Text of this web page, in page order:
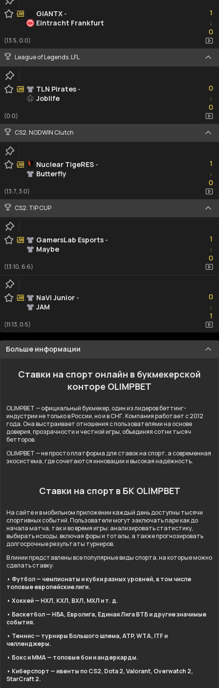
GIANTX -
Eintracht Frankfurt
1
:0
0
(13:5, 0:0)
League of Legends. LFL
TLN Pirates -
Joblife
0
:0
0
(0:0)
CS2. NODWIN Clutch
Nuclear TigeRES -
Butterfly
1
:0
0
(13:7, 3:0)
CS2. TIP CUP
GamersLab Esports -
Maybe
1
:0
0
(13:10, 6:6)
NaVi Junior -
JAM
0
:1
1
(11:13, 0:5)
Больше информации
Ставки на спорт онлайн в букмекерской
конторе OLIMPBET
OLIMPBET — официальный букмекер, один из лидеров беттинг-
индустрии не только в России, но и в СНГ. Компания работает с 2012
года. Она выстраивает отношения с пользователями на основе
доверия, прозрачности и честной игры, объединяя сотни тысяч
бетторов.
OLIMPBET — не просто платформа для ставок на спорт, а современная
экосистема, где сочетаются инновации и высокая надёжность.
Ставки на спорт в БК OLIMPBET
На сайте и в мобильном приложении каждый день доступны тысячи
спортивных событий. Пользователи могут заключать пари как до
начала матча, так и во время игры: анализировать статистику,
выбирать исходы, включая форы и тоталы, а также прогнозировать
долгосрочные результаты турниров.
В линии представлены все популярные виды спорта, на которые можно
сделать ставку:
• Футбол — чемпионаты и кубки разных уровней, в том числе
топовые европейские лиги.
• Хоккей — НХЛ, КХЛ, ВХЛ, МХЛ и т. д.
• Баскетбол — НБА, Евролига, Единая Лига ВТБ и другие значимые
события.
• Теннис — турниры Большого шлема, ATP, WTA, ITF и
челленджеры.
• Бокс и ММА — топовые бои и андеркарды.
• Киберспорт — ивенты по CS2, Dota 2, Valorant, Overwatch 2,
StarCraft 2.